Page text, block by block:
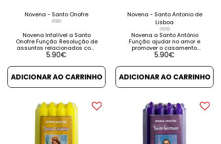
Novena - Santo Onofre
01960
Novena Infalível a Santo
Onofre Função: Resolução de
assuntos relacionados com
dinheiro. Amparo de Santo
aperto financeiro. Contém
instruções e orações. VER
DETALHES VER PRODUTOS
RELACIONADOS
5.90€
ADICIONAR AO CARRINHO
Novena - Santo Antonio de
Lisboa
01959
Novena a Santo António
Função: ajudar no amor e
promover o casamento.
Contém instruções e
PRODUTOS RELACIONADOS
5.90€
ADICIONAR AO CARRINHO